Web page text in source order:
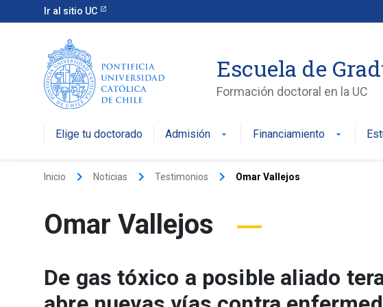
Ir al sitio UC
Escuela de
Formación doctoral en la UC
Elige tu doctorado Admisión Financiamiento
Inicio keyboard_arrow_right Noticias keyboard_arrow_right Testimonios keyboard_arrow_right Omar Vallejos
Omar Vallejos
De gas tóxico a posible aliado